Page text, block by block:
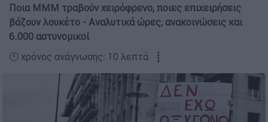
Ποια ΜΜΜ τραβούν χειρόφρενο, ποιες επιχειρήσεις
βάζουν λουκέτο - Αναλυτικά ώρες, ανακοινώσεις και
6.000 αστυνομικοί
🕛 χρόνος ανάγνωσης: 10 λεπτά ┋